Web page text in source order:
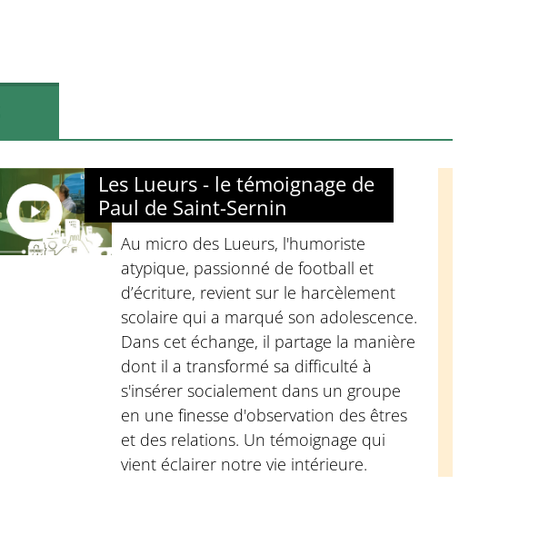
Les Lueurs - le témoignage de
Paul de Saint-Sernin
Au micro des Lueurs, l'humoriste
atypique, passionné de football et
d’écriture, revient sur le harcèlement
scolaire qui a marqué son adolescence.
Dans cet échange, il partage la manière
dont il a transformé sa difficulté à
s'insérer socialement dans un groupe
en une finesse d'observation des êtres
et des relations. Un témoignage qui
vient éclairer notre vie intérieure.